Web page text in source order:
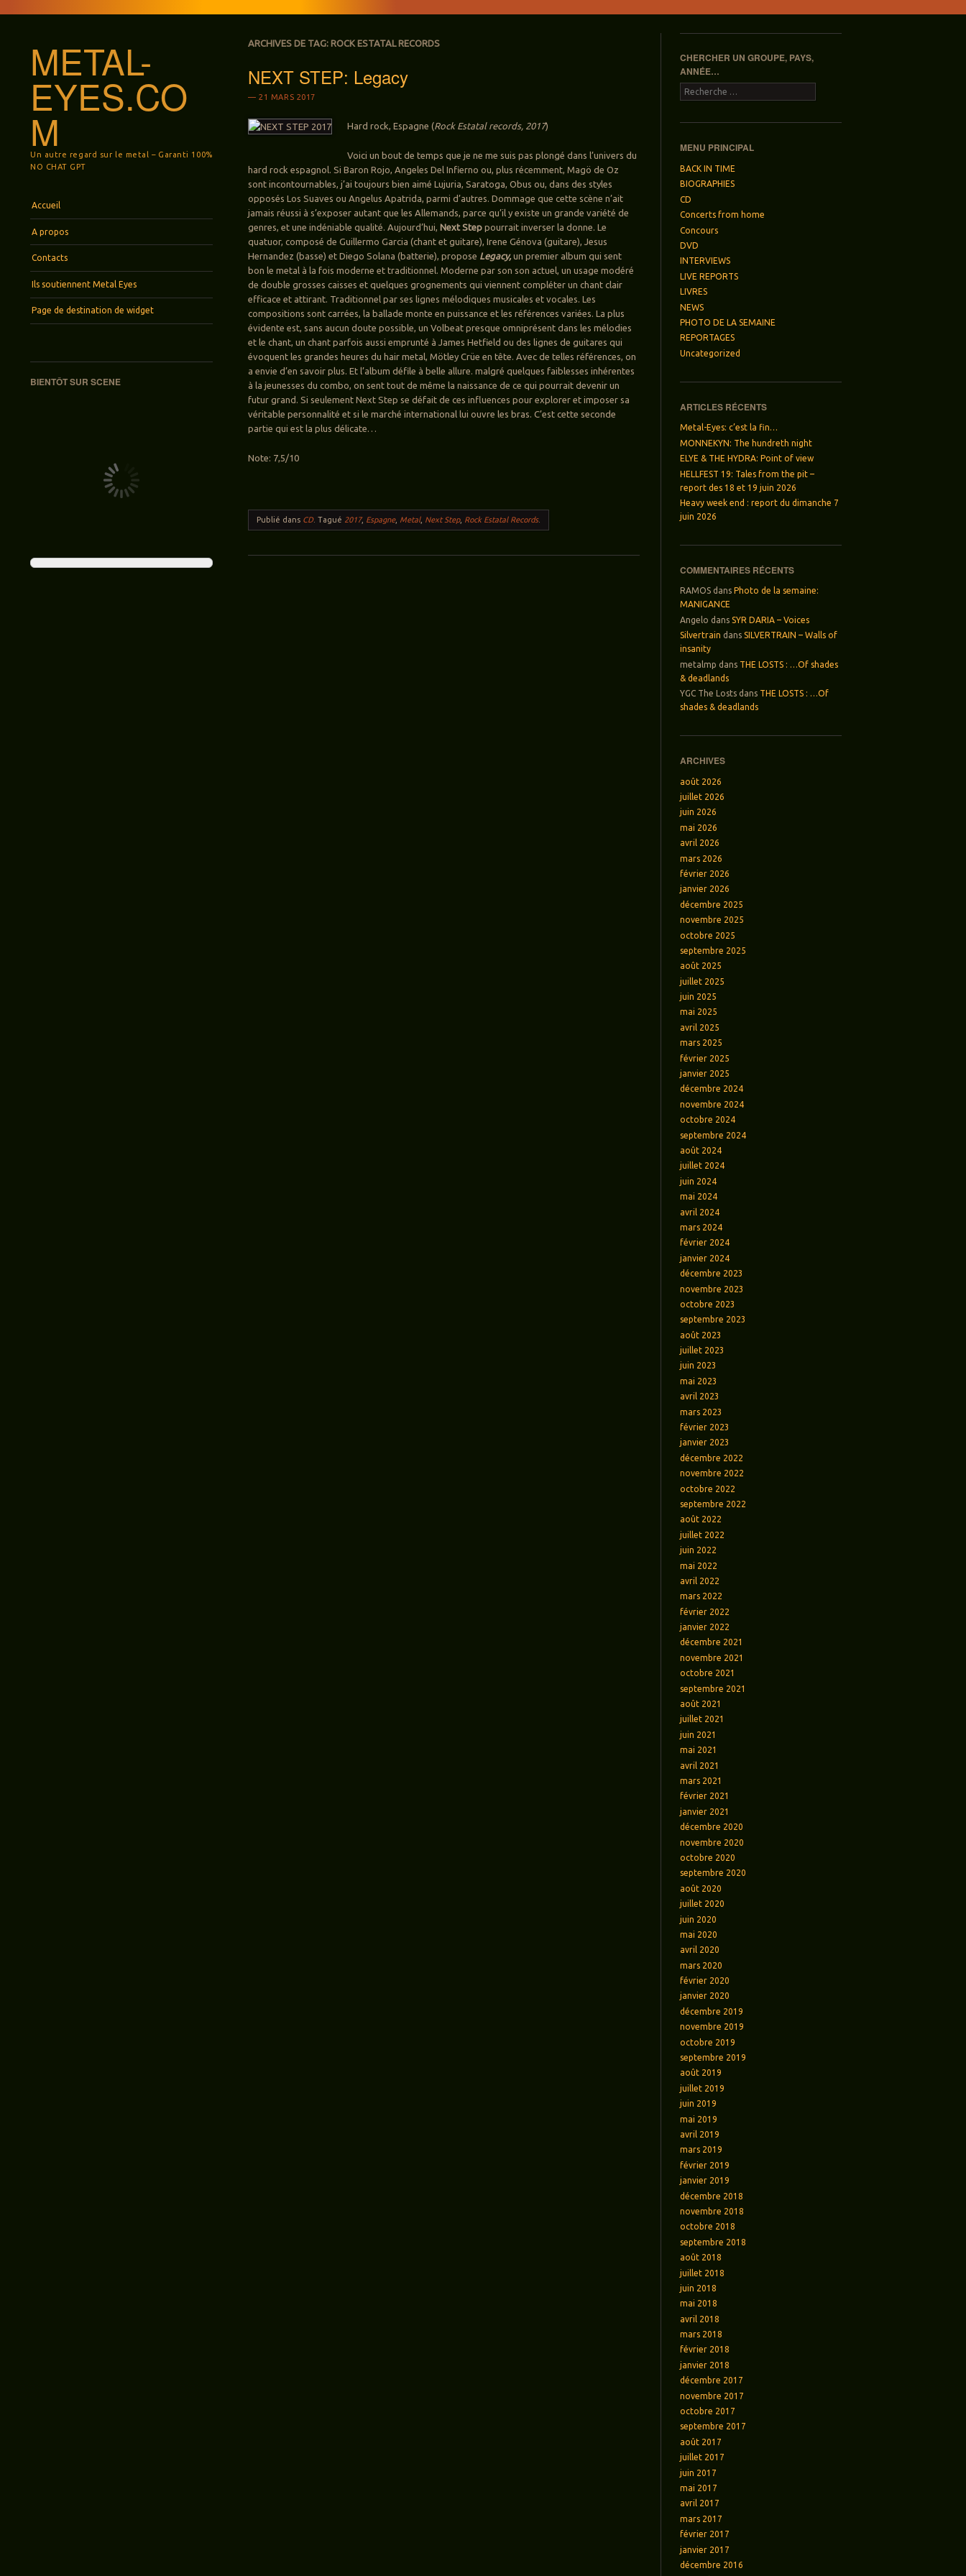
METAL-
EYES.CO
M
Un autre regard sur le metal – Garanti 100%
NO CHAT GPT
Aller au contenu principal
Accueil
A propos
Contacts
Ils soutiennent Metal Eyes
Page de destination de widget
BIENTÔT SUR SCENE
ARCHIVES DE TAG: ROCK ESTATAL RECORDS
NEXT STEP: Legacy
21 MARS 2017
Hard rock, Espagne (Rock Estatal records, 2017)
Voici un bout de temps que je ne me suis pas plongé dans l’univers du
hard rock espagnol. Si Baron Rojo, Angeles Del Infierno ou, plus récemment, Magö de Oz
sont incontournables, j’ai toujours bien aimé Lujuria, Saratoga, Obus ou, dans des styles
opposés Los Suaves ou Angelus Apatrida, parmi d’autres. Dommage que cette scène n’ait
jamais réussi à s’exposer autant que les Allemands, parce qu’il y existe un grande variété de
genres, et une indéniable qualité. Aujourd’hui, Next Step pourrait inverser la donne. Le
quatuor, composé de Guillermo Garcia (chant et guitare), Irene Génova (guitare), Jesus
Hernandez (basse) et Diego Solana (batterie), propose Legacy,un premier album qui sent
bon le metal à la fois moderne et traditionnel. Moderne par son son actuel, un usage modéré
de double grosses caisses et quelques grognements qui viennent compléter un chant clair
efficace et attirant. Traditionnel par ses lignes mélodiques musicales et vocales. Les
compositions sont carrées, la ballade monte en puissance et les références variées. La plus
évidente est, sans aucun doute possible, un Volbeat presque omniprésent dans les mélodies
et le chant, un chant parfois aussi emprunté à James Hetfield ou des lignes de guitares qui
évoquent les grandes heures du hair metal, Mötley Crüe en tête. Avec de telles références, on
a envie d’en savoir plus. Et l’album défile à belle allure. malgré quelques faiblesses inhérentes
à la jeunesses du combo, on sent tout de même la naissance de ce qui pourrait devenir un
futur grand. Si seulement Next Step se défait de ces influences pour explorer et imposer sa
véritable personnalité et si le marché international lui ouvre les bras. C’est cette seconde
partie qui est la plus délicate…
Note: 7,5/10
Publié dans CD.Tagué 2017, Espagne, Metal, Next Step, Rock Estatal Records.
CHERCHER UN GROUPE, PAYS,
ANNÉE…
Recherche
MENU PRINCIPAL
BACK IN TIME
BIOGRAPHIES
CD
Concerts from home
Concours
DVD
INTERVIEWS
LIVE REPORTS
LIVRES
NEWS
PHOTO DE LA SEMAINE
REPORTAGES
Uncategorized
ARTICLES RÉCENTS
Metal-Eyes: c’est la fin…
MONNEKYN: The hundreth night
ELYE & THE HYDRA: Point of view
HELLFEST 19: Tales from the pit –
report des 18 et 19 juin 2026
Heavy week end : report du dimanche 7
juin 2026
COMMENTAIRES RÉCENTS
RAMOS dans Photo de la semaine:
MANIGANCE
Angelo dansSYR DARIA – Voices
Silvertrain dansSILVERTRAIN – Walls of
insanity
metalmp dans THE LOSTS : …Of shades
& deadlands
YGC The Losts dans THE LOSTS : …Of
shades & deadlands
ARCHIVES
août 2026
juillet 2026
juin 2026
mai 2026
avril 2026
mars 2026
février 2026
janvier 2026
décembre 2025
novembre 2025
octobre 2025
septembre 2025
août 2025
juillet 2025
juin 2025
mai 2025
avril 2025
mars 2025
février 2025
janvier 2025
décembre 2024
novembre 2024
octobre 2024
septembre 2024
août 2024
juillet 2024
juin 2024
mai 2024
avril 2024
mars 2024
février 2024
janvier 2024
décembre 2023
novembre 2023
octobre 2023
septembre 2023
août 2023
juillet 2023
juin 2023
mai 2023
avril 2023
mars 2023
février 2023
janvier 2023
décembre 2022
novembre 2022
octobre 2022
septembre 2022
août 2022
juillet 2022
juin 2022
mai 2022
avril 2022
mars 2022
février 2022
janvier 2022
décembre 2021
novembre 2021
octobre 2021
septembre 2021
août 2021
juillet 2021
juin 2021
mai 2021
avril 2021
mars 2021
février 2021
janvier 2021
décembre 2020
novembre 2020
octobre 2020
septembre 2020
août 2020
juillet 2020
juin 2020
mai 2020
avril 2020
mars 2020
février 2020
janvier 2020
décembre 2019
novembre 2019
octobre 2019
septembre 2019
août 2019
juillet 2019
juin 2019
mai 2019
avril 2019
mars 2019
février 2019
janvier 2019
décembre 2018
novembre 2018
octobre 2018
septembre 2018
août 2018
juillet 2018
juin 2018
mai 2018
avril 2018
mars 2018
février 2018
janvier 2018
décembre 2017
novembre 2017
octobre 2017
septembre 2017
août 2017
juillet 2017
juin 2017
mai 2017
avril 2017
mars 2017
février 2017
janvier 2017
décembre 2016